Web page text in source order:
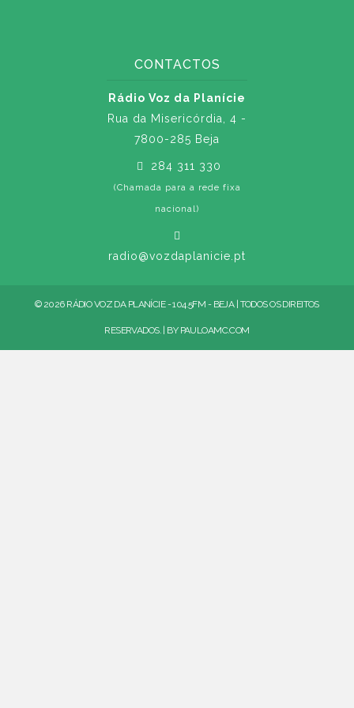
CONTACTOS
Rádio Voz da Planície
Rua da Misericórdia, 4 -
7800-285 Beja
284 311 330
(Chamada para a rede fixa
nacional)
radio@vozdaplanicie.pt
© 2026 RÁDIO VOZ DA PLANÍCIE - 104.5FM - BEJA | TODOS OS DIREITOS
RESERVADOS. | BY PAULOAMC.COM